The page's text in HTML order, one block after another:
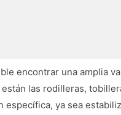
encontrar una amplia
las rodilleras,
específica, ya sea